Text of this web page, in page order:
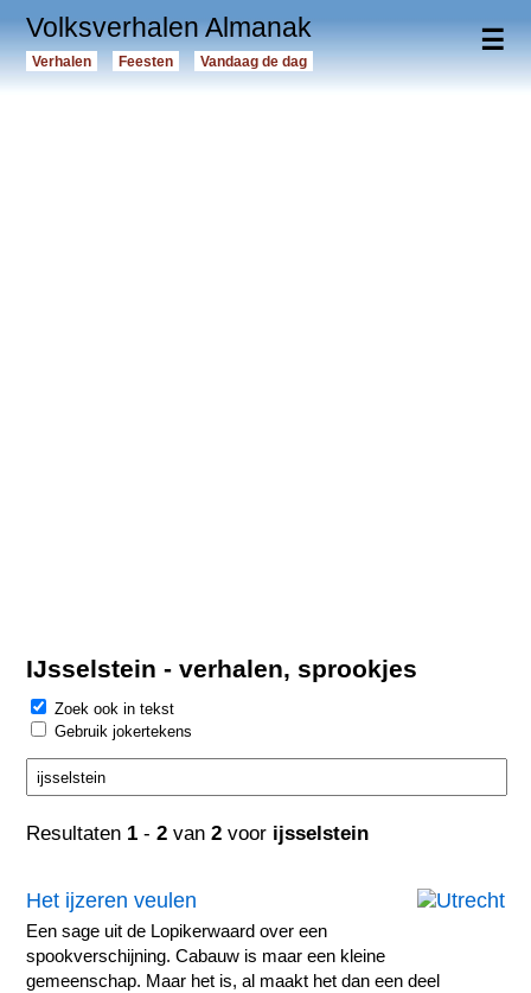
☰
Volksverhalen Almanak
Verhalen Feesten Vandaag de dag
IJsselstein - verhalen, sprookjes
Zoek ook in tekst
Gebruik jokertekens
Resultaten 1 -2 van2 voor ijsselstein
Het ijzeren veulen
Een sage uit de Lopikerwaard over een
spookverschijning. Cabauw is maar een kleine
gemeenschap. Maar het is, al maakt het dan een deel